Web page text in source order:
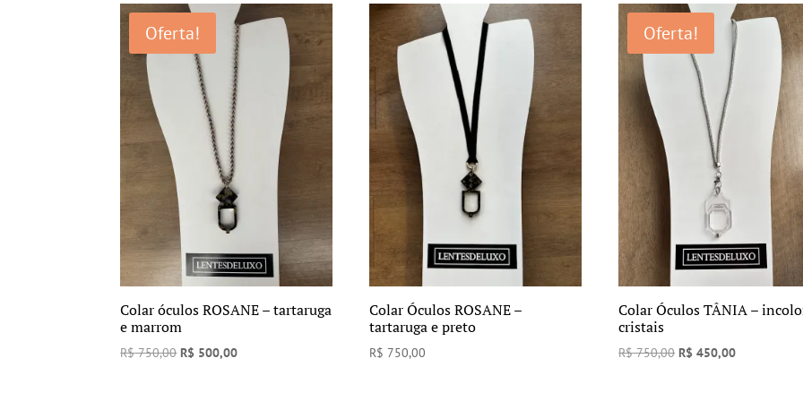
era:
R$ 750,00.
é:
R$ 450,00.
era:
R$ 750,00.
é:
R$ 390,00.
era:
R$ 750,00.
é:
R$ 450,00.
Oferta!
Colar óculos ROSANE – tartaruga
e marrom
R$750,00O
R$ 500,00O
Colar Óculos ROSANE –
tartaruga e preto
R$ 750,00
Oferta!
Colar Óculos TÂNIA –
cristais
R$750,00 O
R$ 450,00O